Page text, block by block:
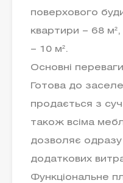
поверхового
квартири – 68
– 10 м².
Основні
Готова до
продається з
також всіма
дозволяє одразу
додаткових
Функціональне